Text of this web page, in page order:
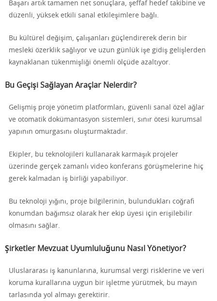
Başarı artık tamamen net sonuçlara, şeffaf hedef takibine ve
düzenli, yüksek etkili sanal etkileşimlere bağlı.
Bu kültürel değişim, çalışanları güçlendirerek derin bir
mesleki özerklik sağlıyor ve uzun günlük işe gidiş gelişlerden
kaynaklanan tükenmişliği önemli ölçüde azaltıyor.
Bu Geçişi Sağlayan Araçlar Nelerdir?
Gelişmiş proje yönetim platformları, güvenli sanal özel ağlar
ve otomatik dokümantasyon sistemleri, sınır ötesi kurumsal
yapının omurgasını oluşturmaktadır.
Ekipler, bu teknolojileri kullanarak karmaşık projeler
üzerinde gerçek zamanlı video konferans görüşmelerine hiç
gerek kalmadan iş birliği yapabiliyor.
Bu teknoloji yığını, proje bilgilerinin, bulundukları coğrafi
konumdan bağımsız olarak her ekip üyesi için erişilebilir
olmasını sağlar.
Şirketler Mevzuat Uyumluluğunu Nasıl Yönetiyor?
Uluslararası iş kanunlarına, kurumsal vergi risklerine ve veri
koruma kurallarına uygun bir işletme yürütmek, bu mayın
tarlasında yol almayı gerektirir.